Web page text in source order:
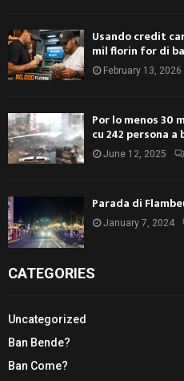
Usando credit
mil florin for di
February 13, 2026
Por lo menos 30
cu 242 persona a
June 12, 2025
Parada di
January 7, 2024
CATEGORIES
Uncategorized
Ban Bende?
Ban Come?